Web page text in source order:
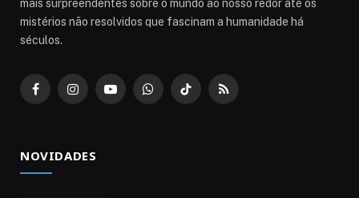
mais surpreendentes sobre o mundo ao nosso redor até os
mistérios não resolvidos que fascinam a humanidade há
séculos.
FacebookInstagramYouTubeWhatsAppTikTokRSS
NOVIDADES